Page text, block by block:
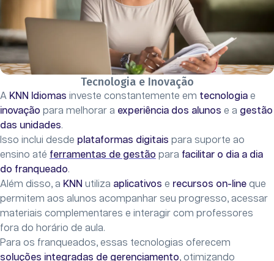
Tecnologia e Inovação
A KNN Idiomas investe constantemente em tecnologia e
inovação para melhorar a experiência dos alunos e a gestão
das unidades.
Isso inclui desde plataformas digitais para suporte ao
ensino até ferramentas de gestão para facilitar o dia a dia
do franqueado.
Além disso, a KNN utiliza aplicativos e recursos on-line que
permitem aos alunos acompanhar seu progresso, acessar
materiais complementares e interagir com professores
fora do horário de aula.
Para os franqueados, essas tecnologias oferecem
soluções integradas de gerenciamento, otimizando